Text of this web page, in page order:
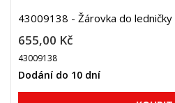
43009138 - Žárovka do ledničky
655,00 Kč
43009138
Dodání do 10 dní